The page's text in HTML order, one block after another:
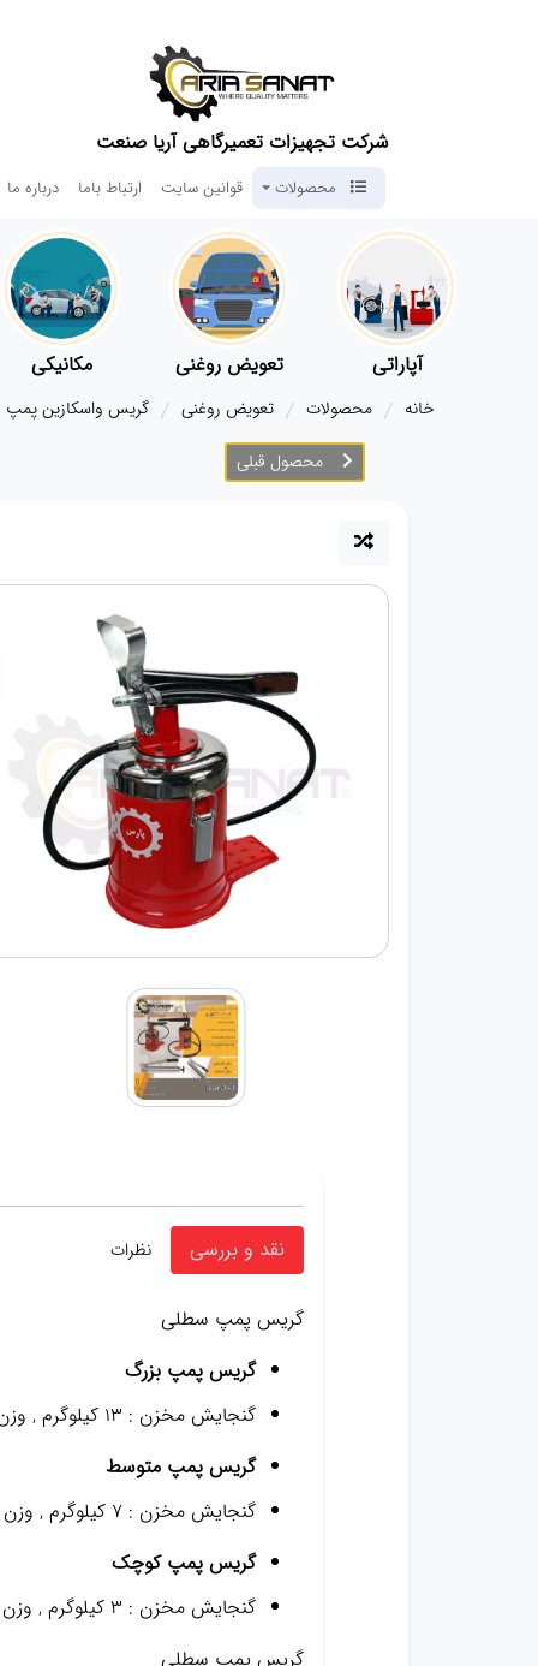
شرکت تجهیزات تعمیرگاهی آریا صنعت
محصولات قوانین سایت ارتباط باما درباره ما
آپاراتی تعویض روغنی مکانیکی
خانه محصولات تعویض روغنی گریس واسکازین پمپ
محصول قبلی
نقد و بررسی نظرات
گریس پمپ سطلی
گریس پمپ بزرگ
گنجایش مخزن : ۱۳ کیلوگرم , وزن گیریس خروجی : ۹ تا ۱۵ گرم
گریس پمپ متوسط
گنجایش مخزن : ۷ کیلوگرم , وزن گیریس خروجی : ۹ تا ۱۵ گرم
گریس پمپ کوچک
گنجایش مخزن : ۳ کیلوگرم , وزن گیریس خروجی : ۹ تا ۱۵ گرم